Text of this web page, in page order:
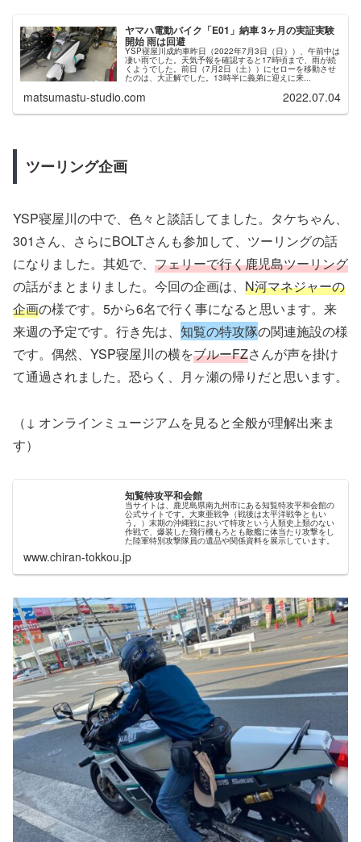
ヤマハ電動バイク「E01」納車 3ヶ月の実証実験
開始 雨は回避
YSP寝屋川成約車昨日（2022年7月3日（日））、午前中は
凄い雨でした。天気予報を確認すると17時頃まで、雨が続
くようでした。前日（7月2日（土））にセローを移動させ
たのは、大正解でした。13時半に義弟に迎えに来...
matsumastu-studio.com 2022.07.04
ツーリング企画
YSP寝屋川の中で、色々と談話してました。タケちゃん、
301さん、さらにBOLTさんも参加して、ツーリングの話
になりました。其処で、 フェリーで行く鹿児島ツーリング
の話がまとまりました。今回の企画は、 N河マネジャーの
企画の様です。5から6名で行く事になると思います。来
来週の予定です。行き先は、 知覧の特攻隊の関連施設の様
です。偶然、YSP寝屋川の横をブルーFZさんが声を掛け
て通過されました。恐らく、月ヶ瀬の帰りだと思います。
（↓ オンラインミュージアムを見ると全般が理解出来ま
す）
知覧特攻平和会館
当サイトは、鹿児島県南九州市にある知覧特攻平和会館の
公式サイトです。大東亜戦争（戦後は太平洋戦争ともい
う。）末期の沖縄戦において特攻という人類史上類のない
作戦で、爆装した飛行機もろとも敵艦に体当たり攻撃をし
た陸軍特別攻撃隊員の遺品や関係資料を展示しています。
www.chiran-tokkou.jp